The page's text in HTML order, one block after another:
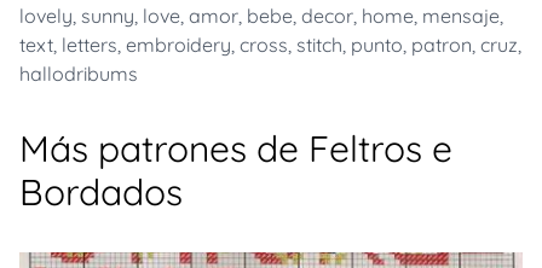
lovely, sunny, love, amor, bebe, decor, home, mensaje,
text, letters, embroidery, cross, stitch, punto, patron, cruz,
hallodribums
Más patrones de Feltros e
Bordados